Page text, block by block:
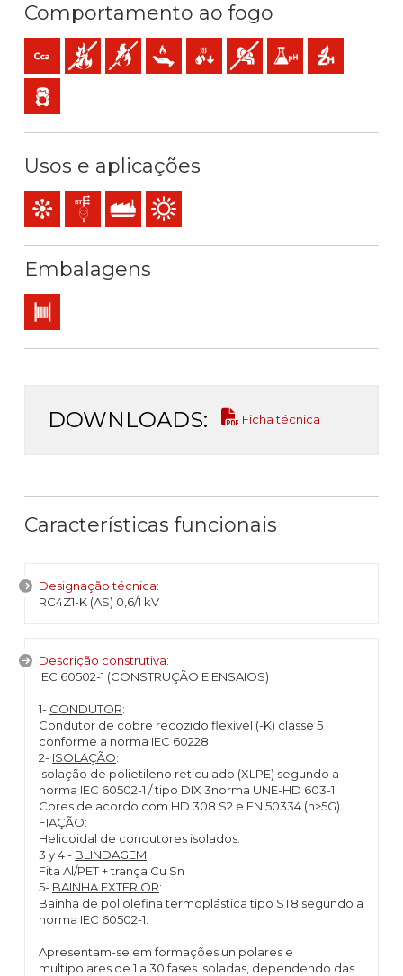
Comportamento ao fogo
Cca-s1b,d1,a1 (reacção ao fogo)
Não propagador do incêndio
Não propagador da chama
Baixa emissão de calor
Baixa produção de gotículas
Baixa opacidade e produção
Baixa acidez e
Sem
Baixa emissão de gases tóxicos
Usos e aplicações
Comando e controle
Redes de distribuição
Uso industrialUtilização exterior
Embalagens
Bobina
DOWNLOADS: Ficha técnica
Características funcionais
Designação técnica:
RC4Z1-K (AS) 0,6/1 kV
Descrição construtiva:
IEC 60502-1 (CONSTRUÇÃO E ENSAIOS)
1- CONDUTOR:
Condutor de cobre recozido flexível (-K) classe 5
conforme a norma IEC 60228.
2- ISOLAÇÃO:
Isolação de polietileno reticulado (XLPE) segundo a
norma IEC 60502-1 / tipo DIX 3norma UNE-HD 603-1.
Cores de acordo com HD 308 S2 e EN 50334 (n>5G).
FIAÇÃO:
Helicoidal de condutores isolados.
3 y 4 - BLINDAGEM:
Fita Al/PET + trança Cu Sn
5- BAINHA EXTERIOR:
Bainha de poliolefina termoplástica tipo ST8 segundo a
norma IEC 60502-1.
Apresentam-se em formações unipolares e
multipolares de 1 a 30 fases isoladas, dependendo das